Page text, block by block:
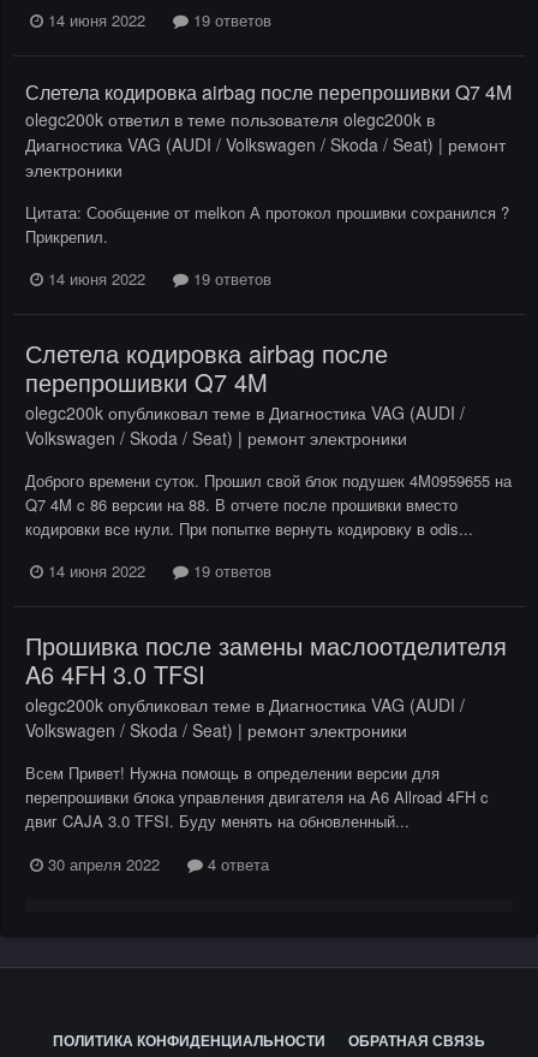
14 июня 2022
19 ответов
Слетела кодировка airbag после перепрошивки Q7 4M
olegc200k ответил в теме пользователя olegc200k в
Диагностика VAG (AUDI / Volkswagen / Skoda / Seat) | ремонт
электроники
Цитата: Сообщение от melkon А протокол прошивки сохранился ?
Прикрепил.
14 июня 2022
19 ответов
Слетела кодировка airbag после
перепрошивки Q7 4M
olegc200k опубликовал теме в Диагностика VAG (AUDI /
Volkswagen / Skoda / Seat) | ремонт электроники
Доброго времени суток. Прошил свой блок подушек 4M0959655 на
Q7 4M c 86 версии на 88. В отчете после прошивки вместо
кодировки все нули. При попытке вернуть кодировку в odis...
14 июня 2022
19 ответов
Прошивка после замены маслоотделителя
A6 4FH 3.0 TFSI
olegc200k опубликовал теме в Диагностика VAG (AUDI /
Volkswagen / Skoda / Seat) | ремонт электроники
Всем Привет! Нужна помощь в определении версии для
перепрошивки блока управления двигателя на A6 Allroad 4FH c
двиг CAJA 3.0 TFSI. Буду менять на обновленный...
30 апреля 2022
4 ответа
ПОЛИТИКА КОНФИДЕНЦИАЛЬНОСТИ ОБРАТНАЯ СВЯЗЬ